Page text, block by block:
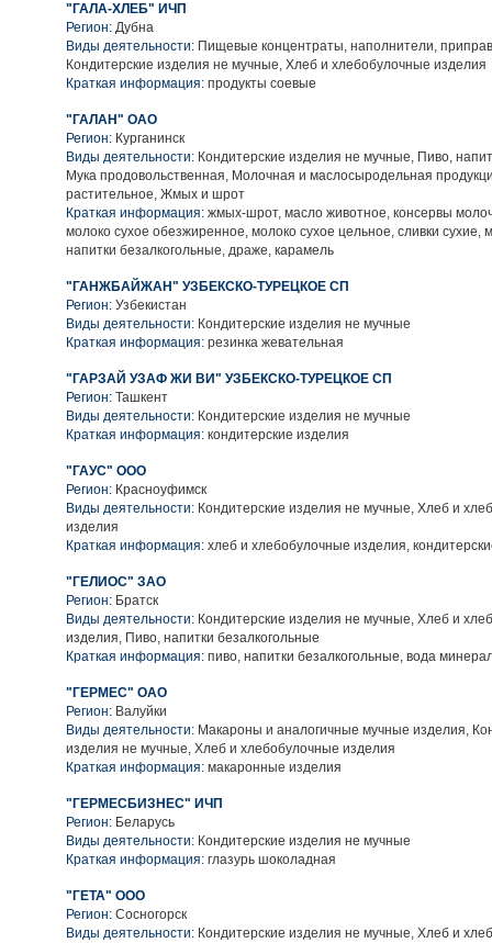
"ГАЛА-ХЛЕБ" ИЧП
Регион: Дубна
Виды деятельности: Пищевые концентраты, наполнители,
Кондитерские изделия не мучные, Хлеб и хлебобулочные изделия
Краткая информация: продукты соевые
"ГАЛАН" ОАО
Регион: Курганинск
Виды деятельности: Кондитерские изделия не мучные, Пиво,
Мука продовольственная, Молочная и маслосыродельная
растительное, Жмых и шрот
Краткая информация: жмых-шрот, масло животное, консервы
молоко сухое обезжиренное, молоко сухое цельное, сливки сухие,
напитки безалкогольные, драже, карамель
"ГАНЖБАЙЖАН" УЗБЕКСКО-ТУРЕЦКОЕ СП
Регион: Узбекистан
Виды деятельности: Кондитерские изделия не мучные
Краткая информация: резинка жевательная
"ГАРЗАЙ УЗАФ ЖИ ВИ" УЗБЕКСКО-ТУРЕЦКОЕ СП
Регион: Ташкент
Виды деятельности: Кондитерские изделия не мучные
Краткая информация: кондитерские изделия
"ГАУС" ООО
Регион: Красноуфимск
Виды деятельности: Кондитерские изделия не мучные, Хлеб и
изделия
Краткая информация: хлеб и хлебобулочные изделия,
"ГЕЛИОС" ЗАО
Регион: Братск
Виды деятельности: Кондитерские изделия не мучные, Хлеб и
изделия, Пиво, напитки безалкогольные
Краткая информация: пиво, напитки безалкогольные, вода
"ГЕРМЕС" ОАО
Регион: Валуйки
Виды деятельности: Макароны и аналогичные мучные изделия,
изделия не мучные, Хлеб и хлебобулочные изделия
Краткая информация: макаронные изделия
"ГЕРМЕСБИЗНЕС" ИЧП
Регион: Беларусь
Виды деятельности: Кондитерские изделия не мучные
Краткая информация: глазурь шоколадная
"ГЕТА" ООО
Регион: Сосногорск
Виды деятельности: Кондитерские изделия не мучные, Хлеб и